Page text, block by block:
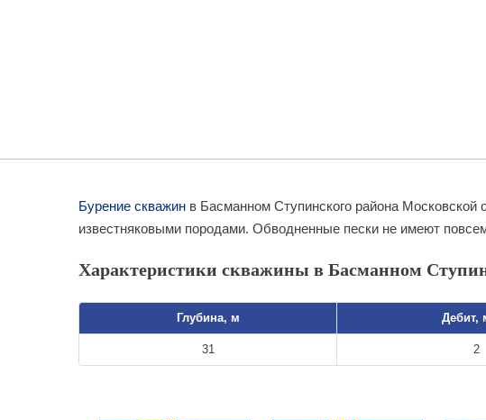
Бурение скважин в Басманном Ступинского района
известняковыми породами. Обводненные пески не имеют
Характеристики скважины в Басманном
Глубина, м Дебит,
31 2